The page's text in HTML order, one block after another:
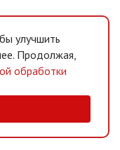
улучшить
Продолжая,
обработки